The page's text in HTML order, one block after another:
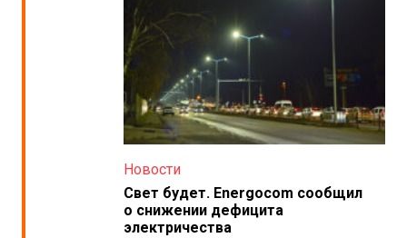
Новости
Свет будет. Energocom сообщил
о снижении дефицита
электричества